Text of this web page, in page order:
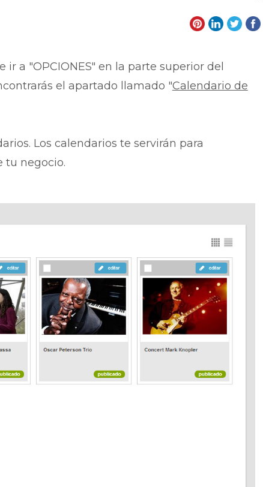
a "OPCIONES" en la parte superior del
el apartado llamado "Calendario de
Los calendarios te servirán para
tu negocio.